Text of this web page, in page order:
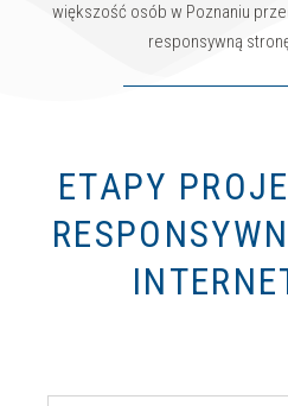
większość osób w Poznaniu
responsywną
ETAPY